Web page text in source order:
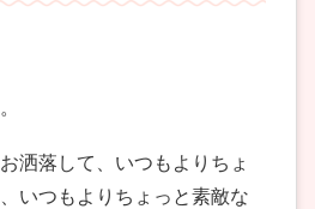
洒落して、いつもよりちょ
いつもよりちょっと素敵な